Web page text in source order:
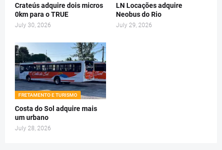
Crateús adquire dois micros
0km para o TRUE
July 30, 2026
LN Locações adquire
Neobus do Rio
July 29, 2026
FRETAMENTO E TURISMO
Costa do Sol adquire mais
um urbano
July 28, 2026